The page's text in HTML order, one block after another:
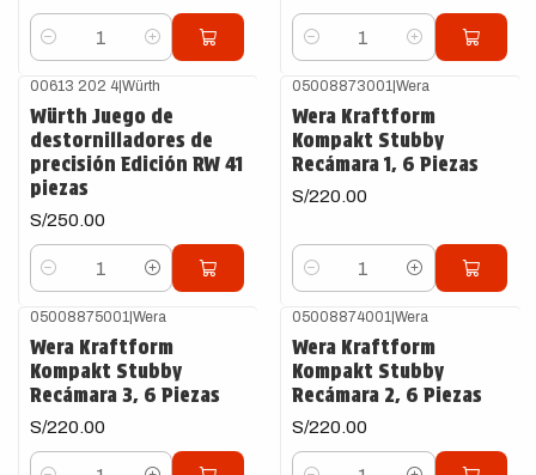
Cantidad Cantidad
00613 202 4|Würth
Würth Juego de
destornilladores de
precisión Edición RW 41
piezas
S/250.00
Cantidad
05008873001 |Wera
Wera Kraftform
Kompakt Stubby
Recámara 1, 6 Piezas
S/220.00
Cantidad
05008875001 |Wera
Wera Kraftform
Kompakt Stubby
Recámara 3, 6 Piezas
S/220.00
05008874001 |Wera
Wera Kraftform
Kompakt Stubby
Recámara 2, 6 Piezas
S/220.00